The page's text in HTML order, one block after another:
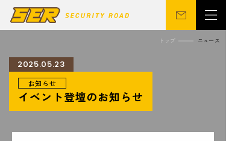
会社概要
営業所
トップ ニュース
2025.05.23
お知らせ
イベント登壇のお知らせ